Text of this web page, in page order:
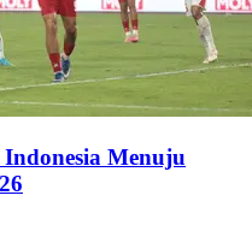
Menuju